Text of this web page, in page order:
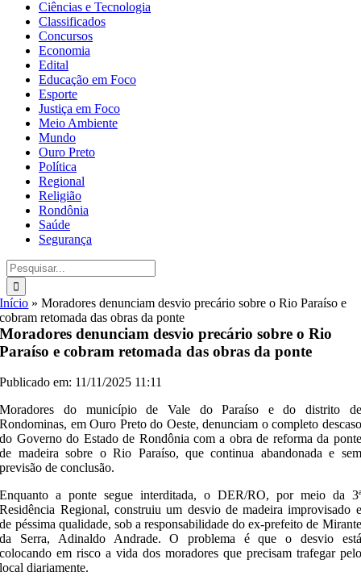
Ciências e Tecnologia
Classificados
Concursos
Economia
Edital
Educação em Foco
Esporte
Justiça em Foco
Meio Ambiente
Mundo
Ouro Preto
Política
Regional
Religião
Rondônia
Saúde
Segurança
Buscar
resultados
para:
Início »Moradores denunciam desvio precário sobre o Rio Paraíso e
cobram retomada das obras da ponte
Moradores denunciam desvio precário sobre o Rio
Paraíso e cobram retomada das obras da ponte
Publicado em: 11/11/2025 11:11
Moradores do município de Vale do Paraíso e do distrito de
Rondominas, em Ouro Preto do Oeste, denunciam o completo descaso
do Governo do Estado de Rondônia com a obra de reforma da ponte
de madeira sobre o Rio Paraíso, que continua abandonada e sem
previsão de conclusão.
Enquanto a ponte segue interditada, o DER/RO, por meio da 3ª
Residência Regional, construiu um desvio de madeira improvisado e
de péssima qualidade, sob a responsabilidade do ex-prefeito de Mirante
da Serra, Adinaldo Andrade. O problema é que o desvio está
colocando em risco a vida dos moradores que precisam trafegar pelo
local diariamente.